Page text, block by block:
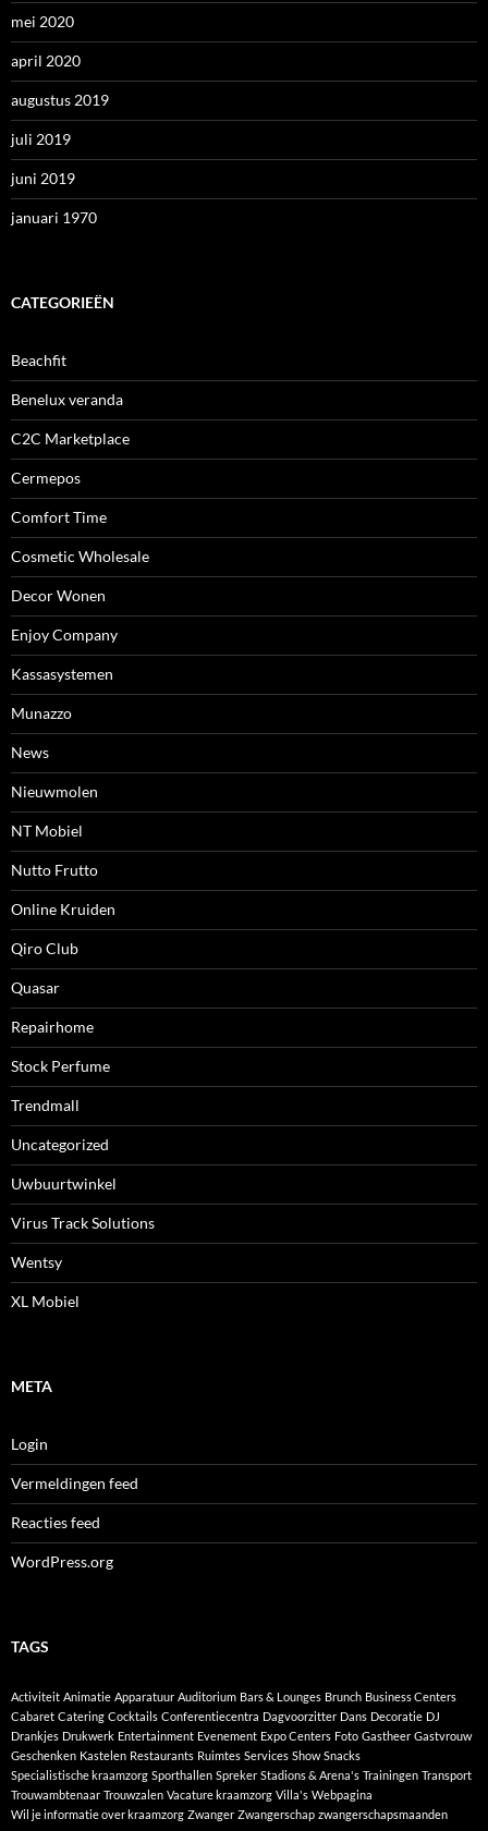
mei 2020
april 2020
augustus 2019
juli 2019
juni 2019
januari 1970
CATEGORIEËN
Beachfit
Benelux veranda
C2C Marketplace
Cermepos
Comfort Time
Cosmetic Wholesale
Decor Wonen
Enjoy Company
Kassasystemen
Munazzo
News
Nieuwmolen
NT Mobiel
Nutto Frutto
Online Kruiden
Qiro Club
Quasar
Repairhome
Stock Perfume
Trendmall
Uncategorized
Uwbuurtwinkel
Virus Track Solutions
Wentsy
XL Mobiel
META
Login
Vermeldingen feed
Reacties feed
WordPress.org
TAGS
Activiteit Animatie Apparatuur Auditorium Bars & Lounges Brunch Business Centers
Cabaret Catering Cocktails Conferentiecentra Dagvoorzitter Dans Decoratie DJ
Drankjes Drukwerk Entertainment Evenement Expo Centers Foto Gastheer Gastvrouw
Geschenken Kastelen Restaurants Ruimtes Services Show Snacks
Specialistische kraamzorg Sporthallen Spreker Stadions & Arena's Trainingen Transport
Trouwambtenaar Trouwzalen Vacature kraamzorg Villa's Webpagina
Wil je informatie over kraamzorg Zwanger Zwangerschap zwangerschapsmaanden